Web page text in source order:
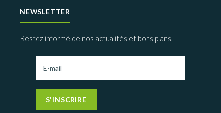
NEWSLETTER
Restez informé de nos actualités et bons plans.
S'INSCRIRE